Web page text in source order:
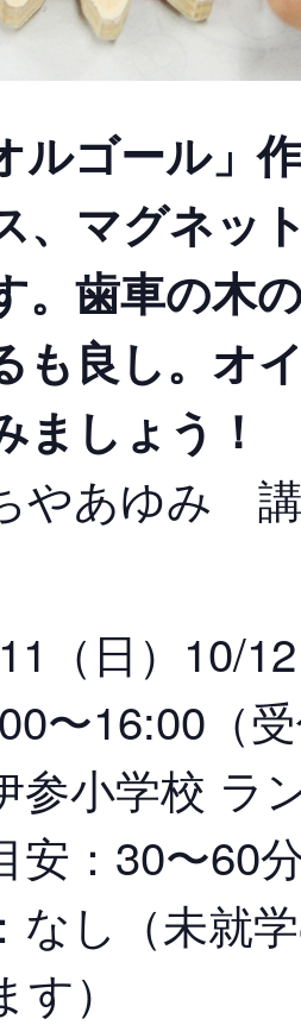
ルゴール」
、マグネッ
。歯車の木
も良し。オ
ましょう！
やあゆみ
（日）10/
〜16:00（
参小学校 ラ
安：30〜60
なし（未就
）